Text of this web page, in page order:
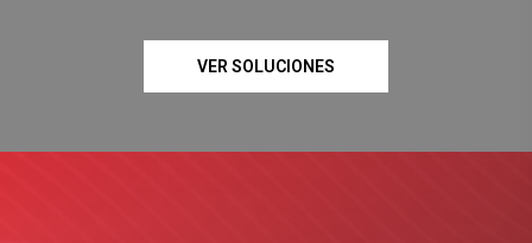
VER SOLUCIONES